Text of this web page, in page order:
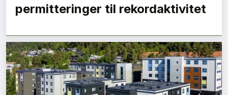
permitteringer til rekordaktivitet